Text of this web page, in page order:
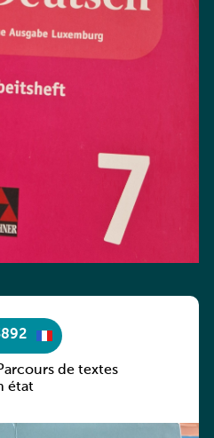
de textes
état